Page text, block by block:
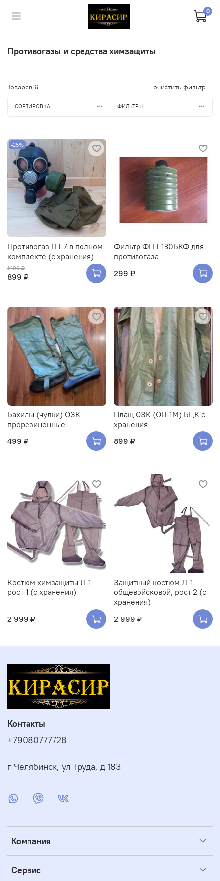
0
Противогазы и средства химзащиты
Товаров 6 очистить фильтр
СОРТИРОВКА ФИЛЬТРЫ
-25%
Противогаз ГП-7 в полном
комплекте (с хранения)
1 199 ₽
899 ₽
Фильтр ФГП-130БКФ для
противогаза
299 ₽
Бахилы (чулки) ОЗК
прорезиненные
499 ₽
Плащ ОЗК (ОП-1М) БЦК с
хранения
899 ₽
Костюм химзащиты Л-1
рост 1 (с хранения)
2 999 ₽
Защитный костюм Л-1
общевойсковой, рост 2 (с
хранения)
2 999 ₽
Компания
Сервис
Контакты
+79080777728
г Челябинск, ул Труда, д 183